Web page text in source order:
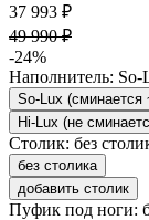
37 993 ₽
49 990 ₽
-24%
Наполнитель: So-
So-Lux (cминается
Hi-Lux (не
Столик: без
без столика
добавить столик
Пуфик под ноги: